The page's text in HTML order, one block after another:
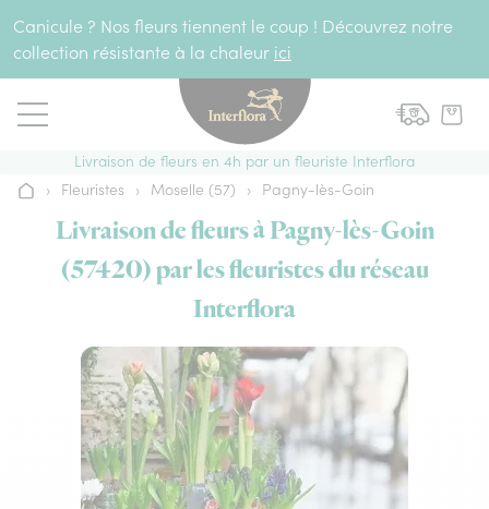
Canicule ? Nos fleurs tiennent le coup ! Découvrez notre
collection résistante à la chaleur ici
Livraison de fleurs en 4h par un fleuriste Interflora
Accueil
› Fleuristes › Moselle (57) › Pagny-lès-Goin
Livraison de fleurs à Pagny-lès-Goin
(57420) par les fleuristes du réseau
Interflora